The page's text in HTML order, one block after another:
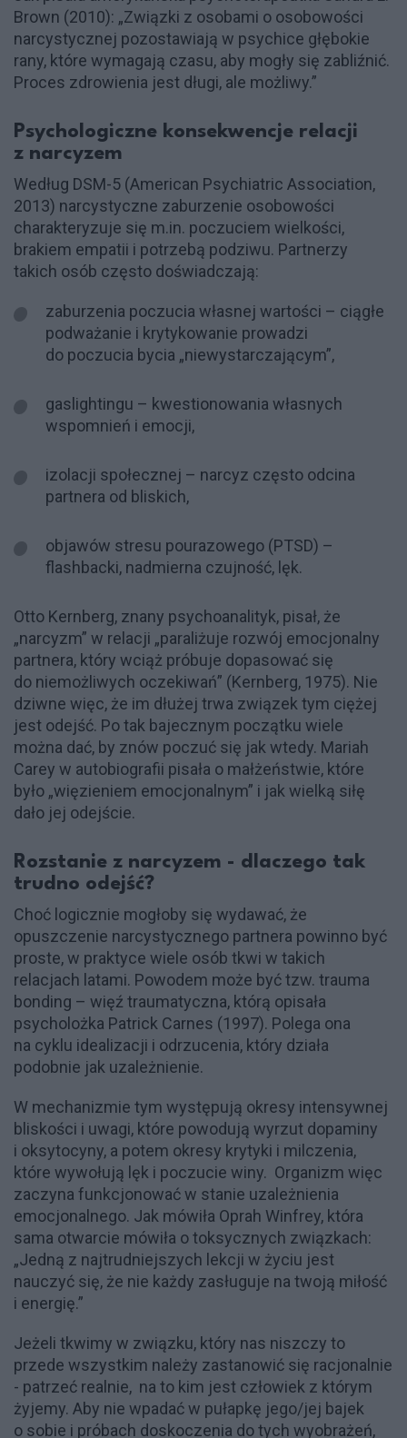
Brown (2010): „Związki z osobami o osobowości
narcystycznej pozostawiają w psychice głębokie
rany, które wymagają czasu, aby mogły się zabliźnić.
Proces zdrowienia jest długi, ale możliwy.”
Psychologiczne konsekwencje relacji
z narcyzem
Według DSM-5 (American Psychiatric Association,
2013) narcystyczne zaburzenie osobowości
charakteryzuje się m.in. poczuciem wielkości,
brakiem empatii i potrzebą podziwu. Partnerzy
takich osób często doświadczają:
zaburzenia poczucia własnej wartości – ciągłe
podważanie i krytykowanie prowadzi
do poczucia bycia „niewystarczającym”,
gaslightingu – kwestionowania własnych
wspomnień i emocji,
izolacji społecznej – narcyz często odcina
partnera od bliskich,
objawów stresu pourazowego (PTSD) –
flashbacki, nadmierna czujność, lęk.
Otto Kernberg, znany psychoanalityk, pisał, że
„narcyzm” w relacji „paraliżuje rozwój emocjonalny
partnera, który wciąż próbuje dopasować się
do niemożliwych oczekiwań” (Kernberg, 1975). Nie
dziwne więc, że im dłużej trwa związek tym ciężej
jest odejść. Po tak bajecznym początku wiele
można dać, by znów poczuć się jak wtedy. Mariah
Carey w autobiografii pisała o małżeństwie, które
było „więzieniem emocjonalnym” i jak wielką siłę
dało jej odejście.
Rozstanie z narcyzem - dlaczego tak
trudno odejść?
Choć logicznie mogłoby się wydawać, że
opuszczenie narcystycznego partnera powinno być
proste, w praktyce wiele osób tkwi w takich
relacjach latami. Powodem może być tzw. trauma
bonding – więź traumatyczna, którą opisała
psycholożka Patrick Carnes (1997). Polega ona
na cyklu idealizacji i odrzucenia, który działa
podobnie jak uzależnienie.
W mechanizmie tym występują okresy intensywnej
bliskości i uwagi, które powodują wyrzut dopaminy
i oksytocyny, a potem okresy krytyki i milczenia,
które wywołują lęk i poczucie winy. Organizm więc
zaczyna funkcjonować w stanie uzależnienia
emocjonalnego. Jak mówiła Oprah Winfrey, która
sama otwarcie mówiła o toksycznych związkach:
„Jedną z najtrudniejszych lekcji w życiu jest
nauczyć się, że nie każdy zasługuje na twoją miłość
i energię.”
Jeżeli tkwimy w związku, który nas niszczy to
przede wszystkim należy zastanowić się racjonalnie
- patrzeć realnie, na to kim jest człowiek z którym
żyjemy. Aby nie wpadać w pułapkę jego/jej bajek
o sobie i próbach doskoczenia do tych wyobrażeń,